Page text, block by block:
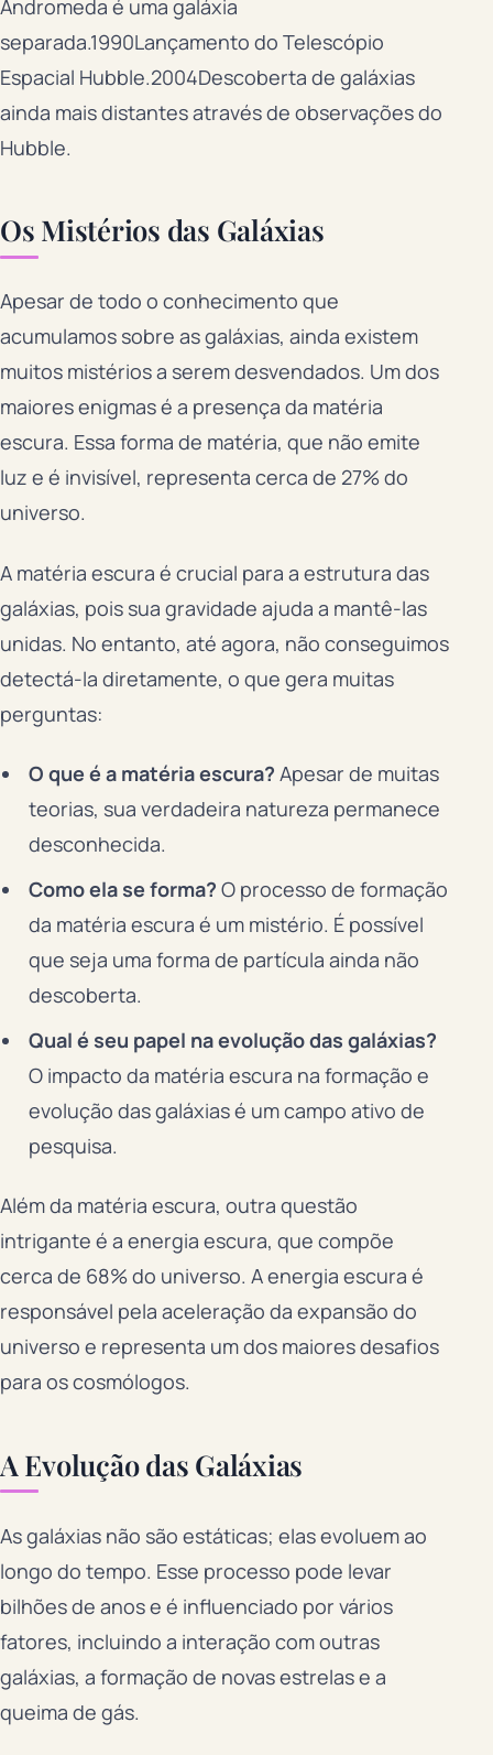
Andromeda é uma galáxia
separada.1990Lançamento do Telescópio
Espacial Hubble.2004Descoberta de galáxias
ainda mais distantes através de observações do
Hubble.
Os Mistérios das Galáxias
Apesar de todo o conhecimento que
acumulamos sobre as galáxias, ainda existem
muitos mistérios a serem desvendados. Um dos
maiores enigmas é a presença da matéria
escura. Essa forma de matéria, que não emite
luz e é invisível, representa cerca de 27% do
universo.
A matéria escura é crucial para a estrutura das
galáxias, pois sua gravidade ajuda a mantê-las
unidas. No entanto, até agora, não conseguimos
detectá-la diretamente, o que gera muitas
perguntas:
O que é a matéria escura? Apesar de muitas
teorias, sua verdadeira natureza permanece
desconhecida.
Como ela se forma? O processo de formação
da matéria escura é um mistério. É possível
que seja uma forma de partícula ainda não
descoberta.
Qual é seu papel na evolução das galáxias?
O impacto da matéria escura na formação e
evolução das galáxias é um campo ativo de
pesquisa.
Além da matéria escura, outra questão
intrigante é a energia escura, que compõe
cerca de 68% do universo. A energia escura é
responsável pela aceleração da expansão do
universo e representa um dos maiores desafios
para os cosmólogos.
A Evolução das Galáxias
As galáxias não são estáticas; elas evoluem ao
longo do tempo. Esse processo pode levar
bilhões de anos e é influenciado por vários
fatores, incluindo a interação com outras
galáxias, a formação de novas estrelas e a
queima de gás.